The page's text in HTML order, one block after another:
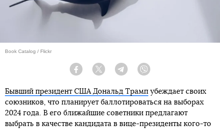
Book Catalog / Flickr
Facebook Twitter Telegram
Бывший президент США Дональд Трамп убеждает своих
союзников, что планирует баллотироваться на выборах
2024 года. В его ближайшие советники предлагают
выбрать в качестве кандидата в вице-президенты кого-то